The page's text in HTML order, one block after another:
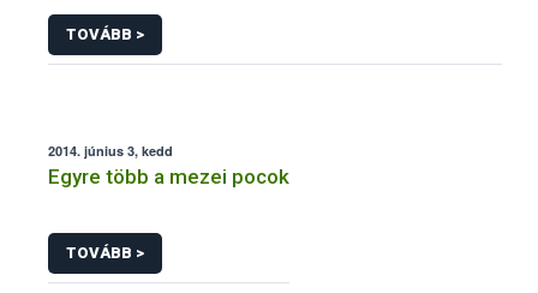
TOVÁBB >
2014. június 3, kedd
Egyre több a mezei pocok
TOVÁBB >